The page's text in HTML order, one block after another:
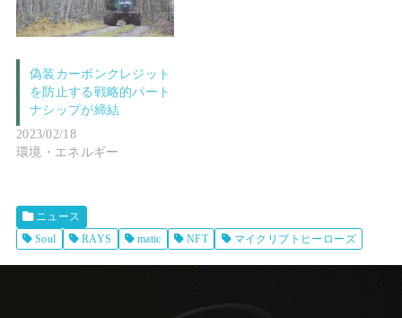
偽装カーボンクレジット
を防止する戦略的パート
ナシップが締結
2023/02/18
環境・エネルギー
ニュース
Soul
RAYS matic NFT マイクリプトヒーローズ